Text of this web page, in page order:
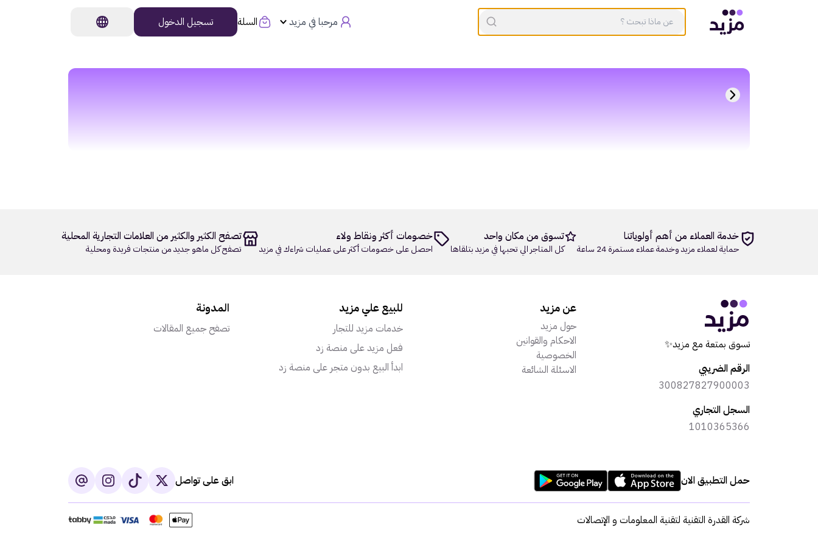
مرحبا في مزيد السلة تسجيل الدخول
خدمة العملاء من أهم أولوياتنا
حماية لعملاء مزيد وخدمة عملاء مستمرة 24 ساعة
تسوق من مكان واحد
كل المتاجر الي تحبها في مزيد بتلقاها
خصومات أكثر ونقاط ولاء
احصل على خصومات أكثر على عمليات شراءك في مزيد
تصفح الكثير والكثير من العلامات التجارية المحلية
تصفح كل ماهو جديد من منتجات فريدة ومحلية
تسوق بمتعة مع مزيد✨
الرقم الضريبي
300827827900003
السجل التجاري
1010365366
عن مزيد
حول مزيد
الاحكام والقوانين
الخصوصية
الاسئلة الشائعة
للبيع علي مزيد
خدمات مزيد للتجار
فعل مزيد على منصة زد
ابدأ البيع بدون متجر على منصة زد
المدونة
تصفح جميع المقالات
حمل التطبيق الان ابق على تواصل
شركة القدرة التقنية لتقنية المعلومات و الإتصالات